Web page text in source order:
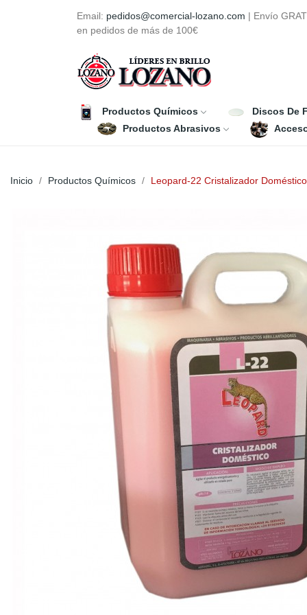
Email: pedidos@comercial-lozano.com | Envío
en pedidos de más de 100€
Productos Químicos
Discos De
Productos Abrasivos
Inicio Productos Químicos Leopard-22 Cristalizador Doméstico